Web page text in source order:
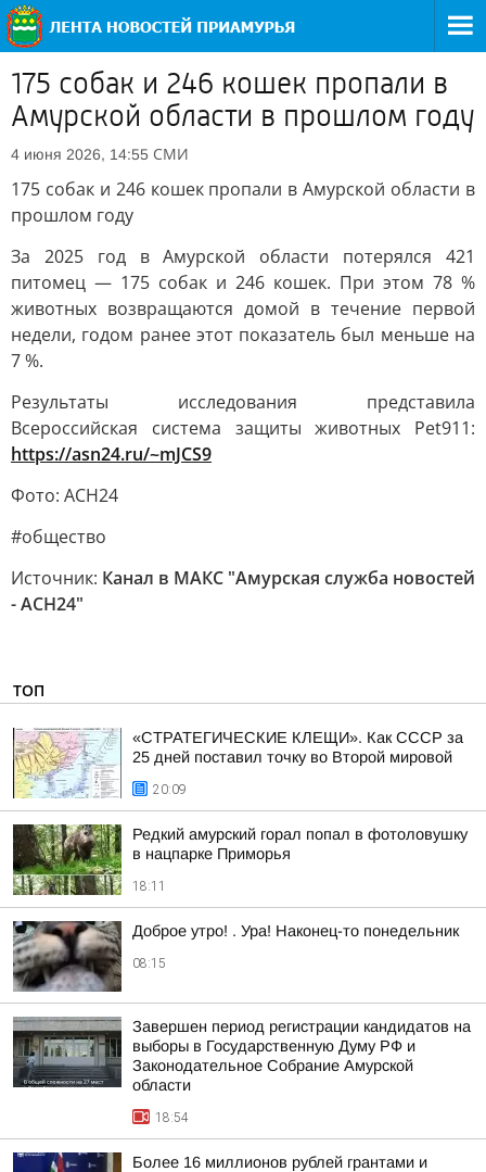
175 собак и 246 кошек пропали в
Амурской области в прошлом году
4 июня 2026, 14:55 СМИ
175 собак и 246 кошек пропали в Амурской области в
прошлом году
За 2025 год в Амурской области потерялся 421
питомец — 175 собак и 246 кошек. При этом 78 %
животных возвращаются домой в течение первой
недели, годом ранее этот показатель был меньше на
7 %.
Результаты исследования представила
Всероссийская система защиты животных Pet911:
https://asn24.ru/~mJCS9
Фото: АСН24
#общество
Источник: Канал в МАКС "Амурская служба новостей
- АСН24"
ТОП
«СТРАТЕГИЧЕСКИЕ КЛЕЩИ». Как СССР за
25 дней поставил точку во Второй мировой
20:09
Редкий амурский горал попал в фотоловушку
в нацпарке Приморья
18:11
Доброе утро! . Ура! Наконец-то понедельник
08:15
Завершен период регистрации кандидатов на
выборы в Государственную Думу РФ и
Законодательное Собрание Амурской
области
18:54
Более 16 миллионов рублей грантами и